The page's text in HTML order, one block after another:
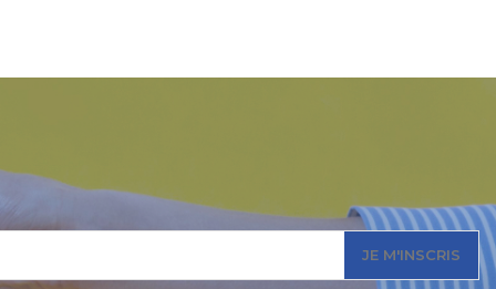
JE M'INSCRIS